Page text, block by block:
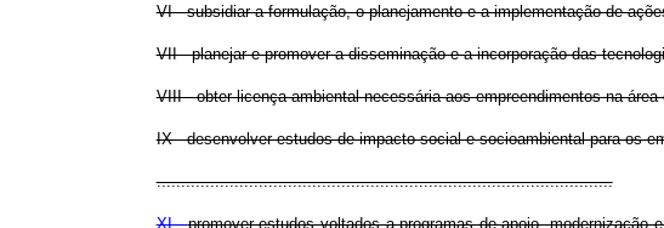
VI - subsidiar a formulação, o planejamento e a implementação de
VII - planejar e promover a disseminação e a incorporação das
VIII - obter licença ambiental necessária aos empreendimentos na
IX - desenvolver estudos de impacto social e socioambiental para os
..............................................................................................
XI -promover estudos voltados a programas de apoio,